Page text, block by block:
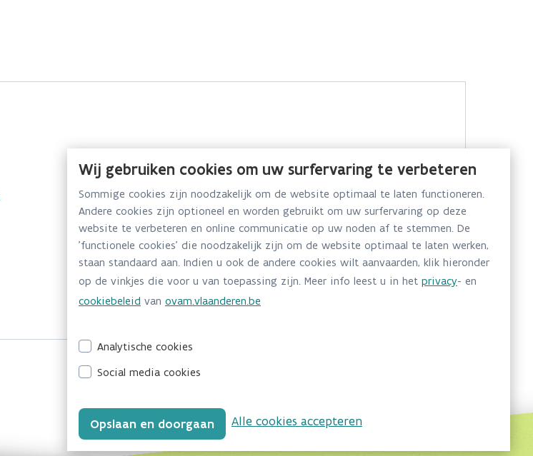
Wij gebruiken cookies om uw surfervaring te verbeteren
Sommige cookies zijn noodzakelijk om de website optimaal te laten functioneren.
Andere cookies zijn optioneel en worden gebruikt om uw surfervaring op deze
website te verbeteren en online communicatie op uw noden af te stemmen. De
'functionele cookies' die noodzakelijk zijn om de website optimaal te laten werken,
staan standaard aan. Indien u ook de andere cookies wilt aanvaarden, klik hieronder
op de vinkjes die voor u van toepassing zijn. Meer info leest u in het privacy- en
cookiebeleid van ovam.vlaanderen.be
Analytische cookies
Social media cookies
Opslaan en doorgaan Alle cookies accepteren